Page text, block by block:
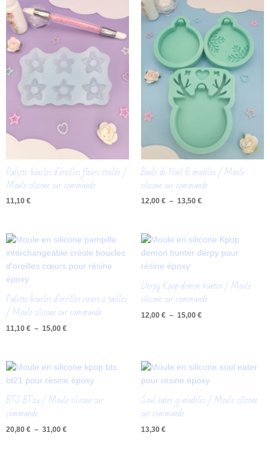
Palette boucles d’oreilles fleurs étoilée /
Moule silicone sur commande
11,10 €
Boule de Noël 6 modèles / Moule
silicone sur commande
12,00 € – 13,50 €
de
12,00 €
à
13,50 €
Palette boucles d’oreilles cœurs 2 tailles
/ Moule silicone sur commande
11,10 € – 15,00 €
Plage
prix :
11,10 €
Derpy Kpop demon hunter / Moule
silicone sur commande
12,00 € – 15,00 €
Plage
prix :
15,00 €
BTS BT21 / Moule silicone sur
commande
20,80 € – 31,00 €
Plage
prix :
20,80 €
à
Soul eater 9 modèles / Moule silicone
sur commande
13,30 €